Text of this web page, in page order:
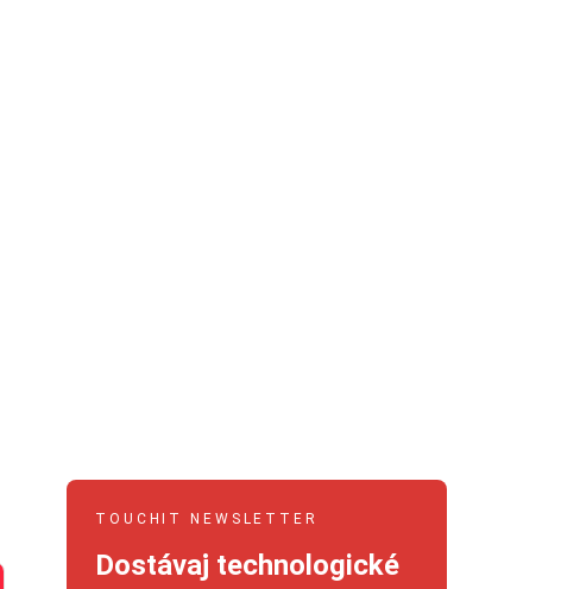
TOUCHIT NEWSLETTER
Dostávaj technologické